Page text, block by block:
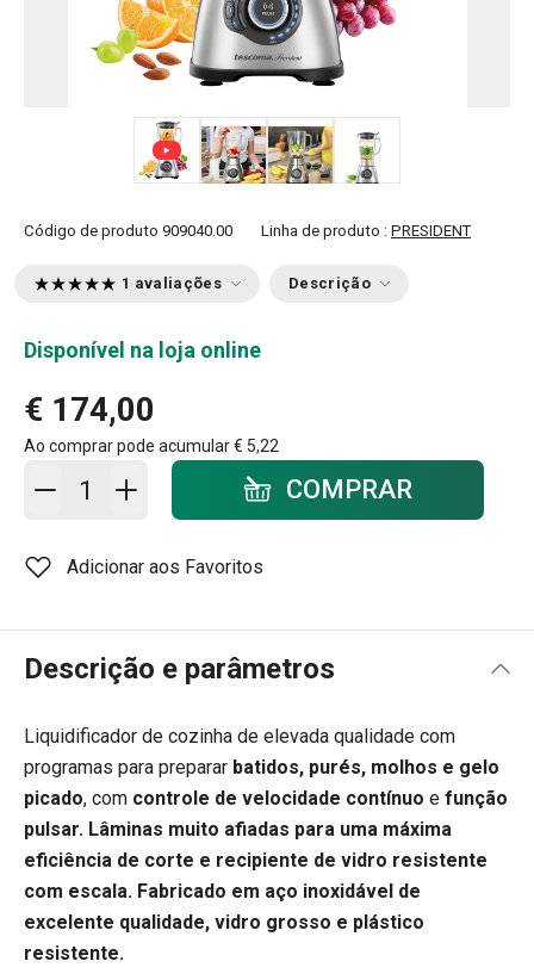
Código de produto 909040.00 Linha de produto : PRESIDENT
1 avaliações Descrição
Disponível na loja online
€ 174,00
Ao comprar pode acumular€ 5,22
Adicionar ao carrinho - quantidadeCOMPRAR
Adicionar aos Favoritos
Descrição e parâmetros
Liquidificador de cozinha de elevada qualidade com
programas para preparar batidos, purés, molhos e gelo
picado, com controle de velocidade contínuo e função
pulsar. Lâminas muito afiadas para uma máxima
eficiência de corte e recipiente de vidro resistente
com escala. Fabricado em aço inoxidável de
excelente qualidade, vidro grosso e plástico
resistente.